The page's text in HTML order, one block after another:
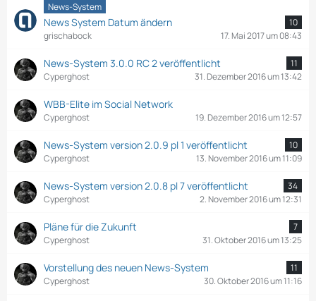
News-System
News System Datum ändern
10
grischabock
17. Mai 2017 um 08:43
News-System 3.0.0 RC 2 veröffentlicht
11
Cyperghost
31. Dezember 2016 um 13:42
WBB-Elite im Social Network
Cyperghost 19. Dezember 2016 um 12:57
News-System version 2.0.9 pl 1 veröffentlicht
10
Cyperghost
13. November 2016 um 11:09
News-System version 2.0.8 pl 7 veröffentlicht
34
Cyperghost
2. November 2016 um 12:31
Pläne für die Zukunft
7
Cyperghost
31. Oktober 2016 um 13:25
Vorstellung des neuen News-System
11
Cyperghost
30. Oktober 2016 um 11:16